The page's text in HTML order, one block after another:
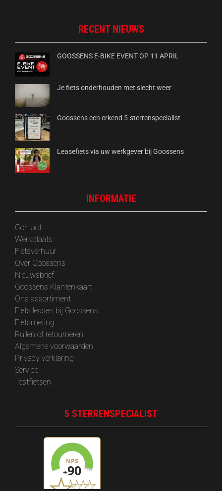
RECENT NIEUWS
GOOSSENS E-BIKE EVENT OP 11 APRIL
Je fiets onderhouden met slecht weer
Goossens een erkend 5-sterrenspecialist
Leasefiets via uw werkgever bij Goossens
INFORMATIE
Contact
Werkplaats
Fietsverhuur
Over Goossens
‎Nieuwsbrief
Goossens Klantenkaart
Ons assortiment
Fiets leasen bij Goossens
Fietsmeting
Ruilen of retourneren
Algemene voorwaarden
Privacy verklaring
Service
Testfietsen
5 STERRENSPECIALIST